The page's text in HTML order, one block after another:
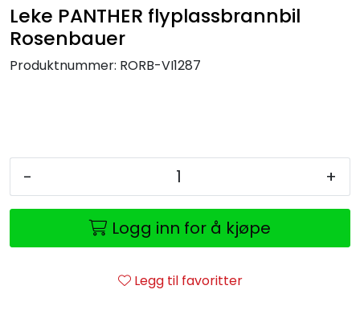
Leke PANTHER flyplassbrannbil
Rosenbauer
Produktnummer: RORB-VI1287
- +
Logg inn for å kjøpe
Legg til favoritter